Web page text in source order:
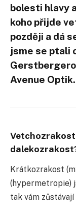
bolesti hlavy
koho přijde
později a dá
jsme se ptali
Avenue Optik.
Vetchozrakost
Krátkozrakost
(hypermetropie)
tak vám